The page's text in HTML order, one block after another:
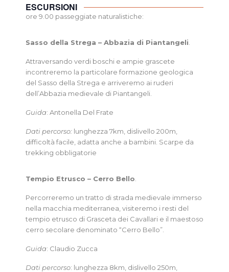
ESCURSIONI
ore 9.00 passeggiate naturalistiche:
Sasso della Strega – Abbazia di Piantangeli
Attraversando verdi boschi e ampie grascete
incontreremo la particolare formazione geologica
del Sasso della Strega e arriveremo ai ruderi
dell’Abbazia medievale di Piantangeli.
Guida: Antonella Del Frate
Dati percorso: lunghezza 7km, dislivello 200m,
difficoltà facile, adatta anche a bambini. Scarpe da
trekking obbligatorie
Tempio Etrusco – Cerro Bello
Percorreremo un tratto di strada medievale immerso
nella macchia mediterranea, visiteremo i resti del
tempio etrusco di Grasceta dei Cavallari e il maestoso
cerro secolare denominato “Cerro Bello”.
Guida: Claudio Zucca
Dati percorso: lunghezza 8km, dislivello 250m,